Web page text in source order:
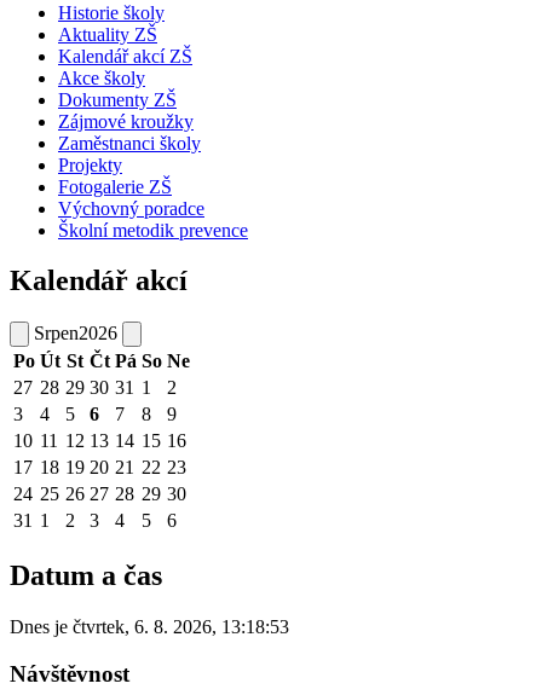
Historie školy
Aktuality ZŠ
Kalendář akcí ZŠ
Akce školy
Dokumenty ZŠ
Zájmové kroužky
Zaměstnanci školy
Projekty
Fotogalerie ZŠ
Výchovný poradce
Školní metodik prevence
Kalendář akcí
Srpen2026
Po Út St Čt Pá So Ne
27 28 29 30 31 1
2
3
4 5 6 7 8
9
10 11 12 13 14 15 16
17 18 19 20 21 22 23
24 25 26 27 28 29 30
31 1 2 3 4 5 6
Datum a čas
Dnes je čtvrtek, 6. 8. 2026, 13:18:53
Návštěvnost